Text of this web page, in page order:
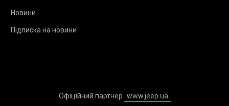
Новини
Підписка на новини
Офіційний партнер www.jeep.ua